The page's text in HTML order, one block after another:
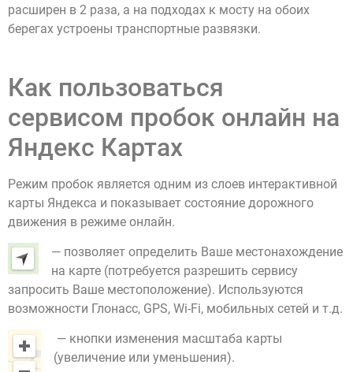
расширен в 2 раза, а на подходах к мосту на обоих
берегах устроены транспортные развязки.
Как пользоваться
сервисом пробок онлайн на
Яндекс Картах
Режим пробок является одним из слоев интерактивной
карты Яндекса и показывает состояние дорожного
движения в режиме онлайн.
— позволяет определить Ваше местонахождение
на карте (потребуется разрешить сервису
запросить Ваше местоположение). Используются
возможности Глонасс, GPS, Wi-Fi, мобильных сетей и т.д.
— кнопки изменения масштаба карты
(увеличение или уменьшения).